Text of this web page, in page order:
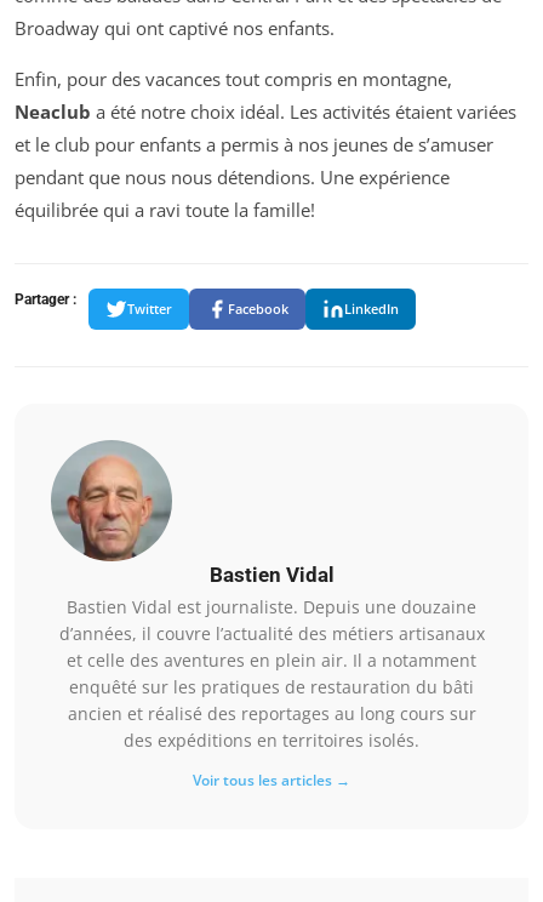
Broadway qui ont captivé nos enfants.
Enfin, pour des vacances tout compris en montagne,
Neaclub a été notre choix idéal. Les activités étaient variées
et le club pour enfants a permis à nos jeunes de s’amuser
pendant que nous nous détendions. Une expérience
équilibrée qui a ravi toute la famille!
Partager :
Twitter Facebook LinkedIn
Bastien Vidal
Bastien Vidal est journaliste. Depuis une douzaine
d’années, il couvre l’actualité des métiers artisanaux
et celle des aventures en plein air. Il a notamment
enquêté sur les pratiques de restauration du bâti
ancien et réalisé des reportages au long cours sur
des expéditions en territoires isolés.
Voir tous les articles →